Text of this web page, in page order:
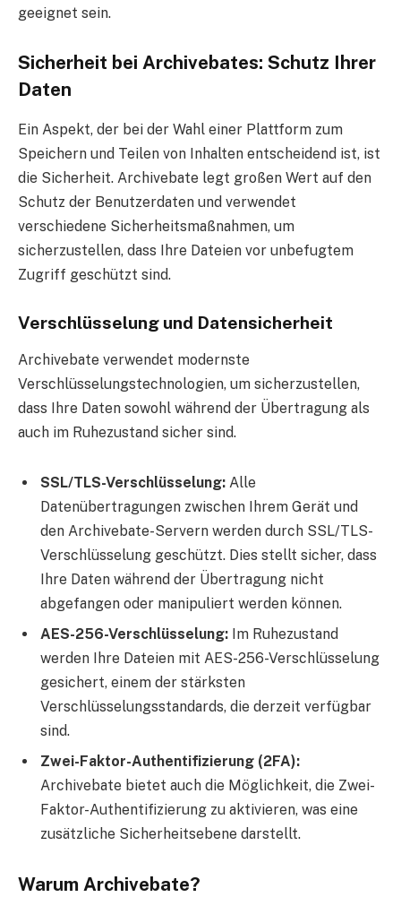
geeignet sein.
Sicherheit bei Archivebates: Schutz Ihrer
Daten
Ein Aspekt, der bei der Wahl einer Plattform zum
Speichern und Teilen von Inhalten entscheidend ist, ist
die Sicherheit. Archivebate legt großen Wert auf den
Schutz der Benutzerdaten und verwendet
verschiedene Sicherheitsmaßnahmen, um
sicherzustellen, dass Ihre Dateien vor unbefugtem
Zugriff geschützt sind.
Verschlüsselung und Datensicherheit
Archivebate verwendet modernste
Verschlüsselungstechnologien, um sicherzustellen,
dass Ihre Daten sowohl während der Übertragung als
auch im Ruhezustand sicher sind.
SSL/TLS-Verschlüsselung: Alle
Datenübertragungen zwischen Ihrem Gerät und
den Archivebate-Servern werden durch SSL/TLS-
Verschlüsselung geschützt. Dies stellt sicher, dass
Ihre Daten während der Übertragung nicht
abgefangen oder manipuliert werden können.
AES-256-Verschlüsselung: Im Ruhezustand
werden Ihre Dateien mit AES-256-Verschlüsselung
gesichert, einem der stärksten
Verschlüsselungsstandards, die derzeit verfügbar
sind.
Zwei-Faktor-Authentifizierung (2FA):
Archivebate bietet auch die Möglichkeit, die Zwei-
Faktor-Authentifizierung zu aktivieren, was eine
zusätzliche Sicherheitsebene darstellt.
Warum Archivebate?